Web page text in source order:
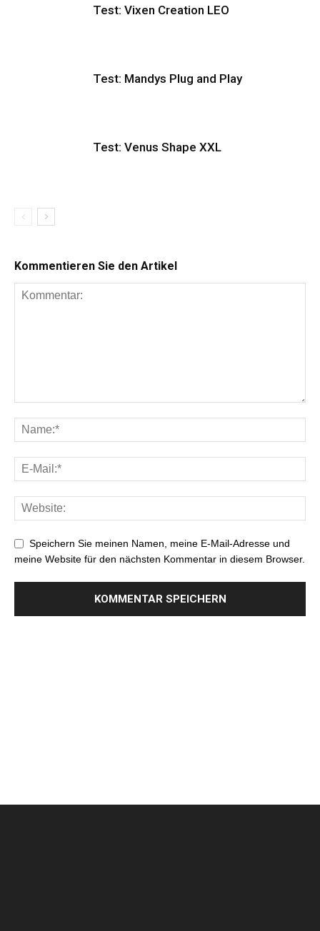
Test: Vixen Creation LEO
Test: Mandys Plug and Play
Test: Venus Shape XXL
Kommentieren Sie den Artikel
Speichern Sie meinen Namen, meine E-Mail-Adresse und
meine Website für den nächsten Kommentar in diesem Browser.